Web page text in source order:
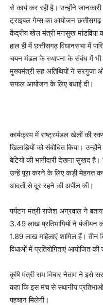
से कार्य कर रही है। उन्होंने
ट्राइबल गेम्स का आयोजन छत्तीसगढ़
केंद्रीय खेल मंत्री मनसुख मांडविया
हाल ही में छत्तीसगढ़ विधानसभा में
चयन मंडल के स्थापना के संबंध में
मुख्यमंत्री सह अतिथियों ने सरगुजा
सफल आयोजन के लिए बधाई दी।
कार्यक्रम में राष्ट्रमंडल खेलों की
खिलाड़ियों को संबोधित किया।
बेटियों की भागीदारी देखना सुखद
उन्हें पूरा करने के लिए कड़ी मेहनत
आदतों से दूर रहने की अपील की।
पर्यटन मंत्री राजेश अग्रवाल ने
3.49 लाख प्रतिभागियों ने
1.89 लाख महिलाएं शामिल हैं।
विधाओं में प्रतियोगिताएं आयोजित की
कृषि मंत्री राम विचार नेताम ने इसे
कहा कि इस मंच से स्थानीय
पहचान मिलेगी।